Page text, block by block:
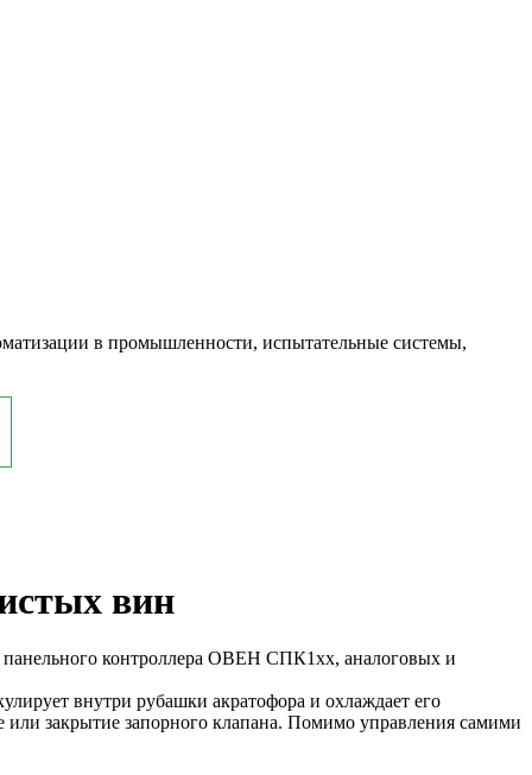
в промышленности, испытательные системы,
вин
панельного контроллера ОВЕН СПК1хх, аналоговых и
внутри рубашки акратофора и охлаждает его
или закрытие запорного клапана. Помимо управления самими